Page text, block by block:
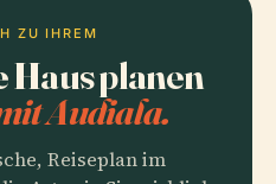
ZU IHREM
Haus planen
Audiala.
Reiseplan im